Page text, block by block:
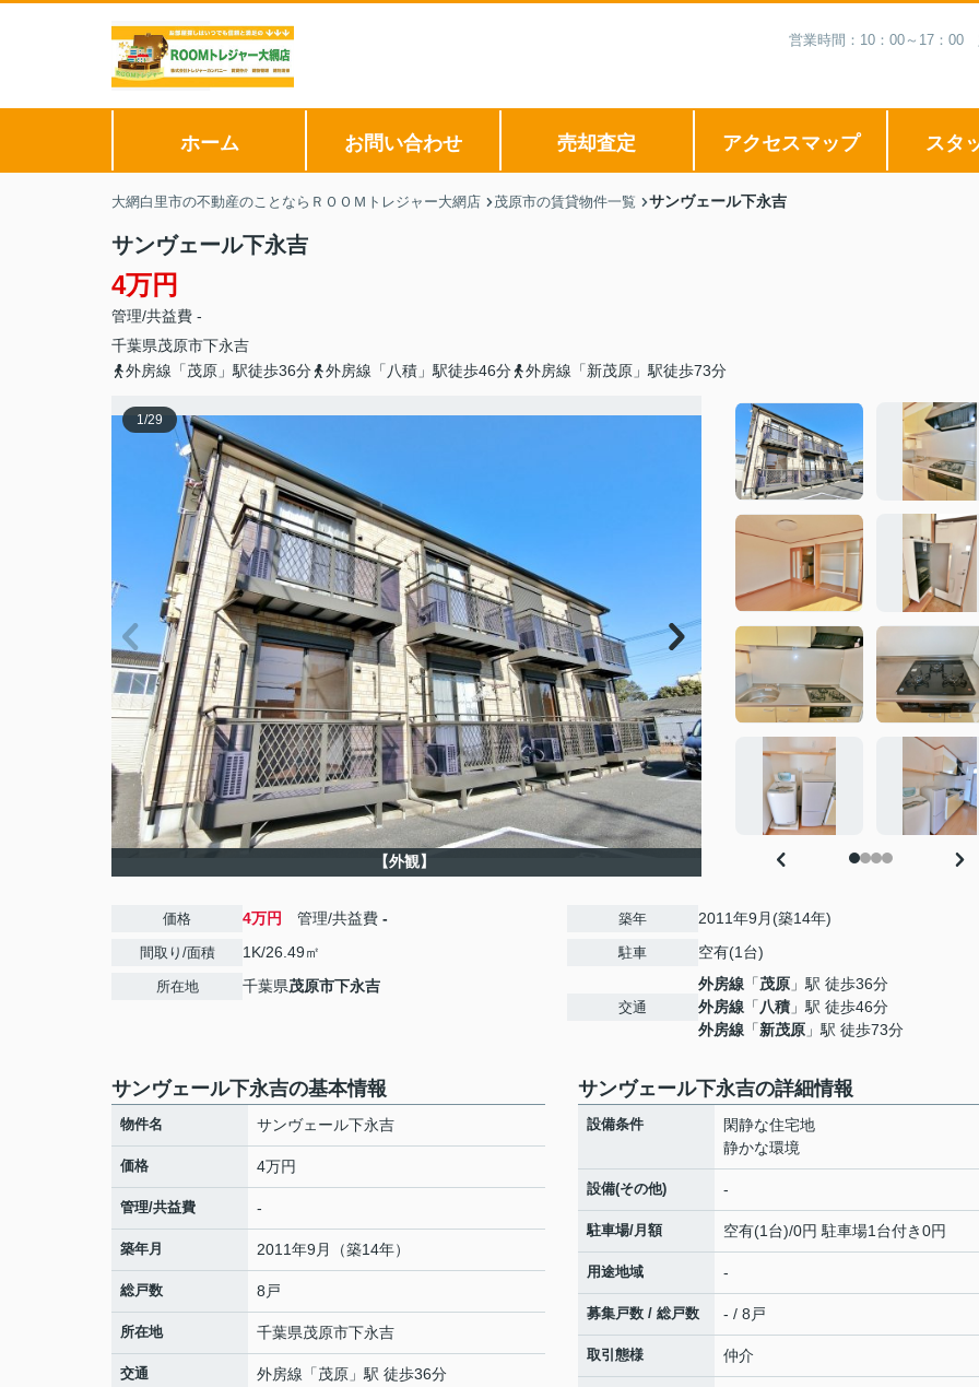
営業時間：10：00～17：00
ホーム お問い合わせ 売却査定 アクセスマップ スタ
大網白里市の不動産のことならＲＯＯＭトレジャー大網店 茂原市の賃貸物件一覧 サンヴェール下永吉
サンヴェール下永吉
4万円
管理/共益費 -
千葉県茂原市下永吉
外房線「茂原」駅徒歩36分
外房線「八積」駅徒歩46分 外房線「新茂原」駅徒歩73分
1/29
【外観】
価格 4万円 管理/共益費 -
間取り/面積 1K/26.49㎡
所在地 千葉県茂原市下永吉
築年 2011年9月(築14年)
駐車 空有(1台)
交通
外房線 「茂原 」駅 徒歩36分
外房線 「 八積 」駅 徒歩46分
外房線 「新茂原 」駅 徒歩73分
サンヴェール下永吉の基本情報
物件名 サンヴェール下永吉
価格 4万円
管理/共益費 -
築年月 2011年9月（築14年）
総戸数 8戸
所在地 千葉県茂原市下永吉
交通 外房線 「茂原 」駅 徒歩36分
サンヴェール下永吉の詳細情報
設備条件
閑静な住宅地
静かな環境
設備(その他) -
駐車場/月額 空有(1台)/0円 駐車場1台付き0円
用途地域 -
募集戸数 / 総戸数 - / 8戸
取引態様 仲介